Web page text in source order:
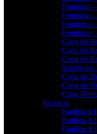
Feminino
Feminino
Feminino
Feminino
Copa do
Copa do
Copa do
Supercopa
Copa do
Copa do
Copa
Paulistas
Paulista A1
Paulista A2
Paulista A3